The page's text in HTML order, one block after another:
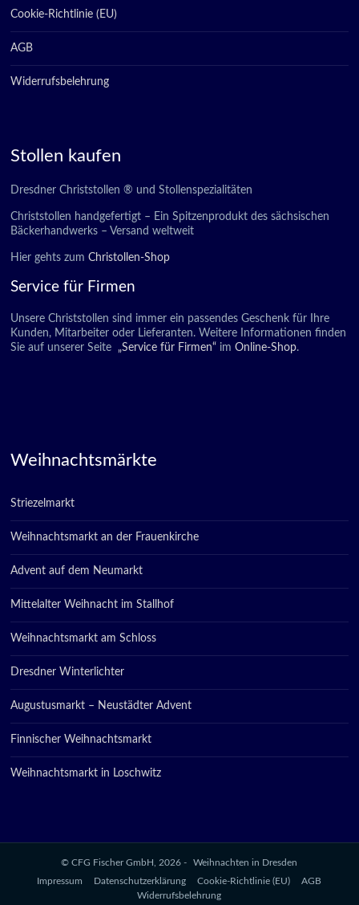
Cookie-Richtlinie (EU)
AGB
Widerrufsbelehrung
Stollen kaufen
Dresdner Christstollen ® und Stollenspezialitäten
Christstollen handgefertigt – Ein Spitzenprodukt des sächsischen
Bäckerhandwerks – Versand weltweit
Hier gehts zumChristollen-Shop
Service für Firmen
Unsere Christstollen sind immer ein passendes Geschenk für Ihre
Kunden, Mitarbeiter oder Lieferanten. Weitere Informationen finden
Sie auf unserer Seite
„Service für Firmen“ im Online-Shop.
Weihnachtsmärkte
Striezelmarkt
Weihnachtsmarkt an der Frauenkirche
Advent auf dem Neumarkt
Mittelalter Weihnacht im Stallhof
Weihnachtsmarkt am Schloss
Dresdner Winterlichter
Augustusmarkt – Neustädter Advent
Finnischer Weihnachtsmarkt
Weihnachtsmarkt in Loschwitz
© CFG Fischer GmbH, 2026 -
Weihnachten in Dresden
Impressum
Datenschutzerklärung Cookie-Richtlinie (EU)
AGB
Widerrufsbelehrung